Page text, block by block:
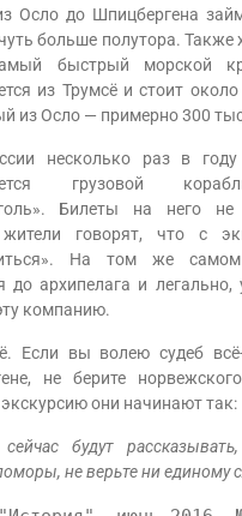
Осло до Шпицбергена
больше полутора. Также
быстрый морской
из Трумсё и стоит
из Осло — примерно 300
несколько раз в году
грузовой
Билеты на него
жители говорят, что с
На том же
до архипелага и легально,
компанию.
вы волею судеб всё-
не берите
они начинают так:
будут
не верьте ни единому